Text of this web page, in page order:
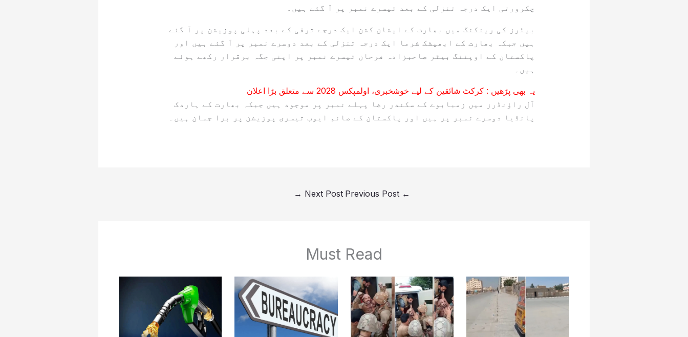
چکرورتی ایک درجہ تنزلی کے بعد تیسرے نمبر پر آ گئے ہیں۔
بیٹرز کی رینکنگ میں بھارت کے ایشان کشن ایک درجے ترقی کے بعد پہلی پوزیشن پر آ گئے
ہیں جبکہ بھارت کے ابھیشک شرما ایک درجہ تنزلی کے بعد دوسرے نمبر پر آ گئے ہیں اور
پاکستان کے اوپننگ بیٹر صاحبزادہ فرحان تیسرے نمبر پر اپنی جگہ برقرار رکھے ہوئے
ہیں۔
یہ بھی پڑھیں : کرکٹ شائقین کے لیے خوشخبری، اولمپکس 2028 سے متعلق بڑا اعلان
آل راؤنڈرز میں زمبابوے کے سکندر رضا پہلے نمبر پر موجود ہیں جبکہ بھارت کے ہاردک
پانڈیا دوسرے نمبر پر ہیں اور پاکستان کے صائم ایوب تیسری پوزیشن پر برا جمان ہیں۔
←
Next Post
→
Must Read